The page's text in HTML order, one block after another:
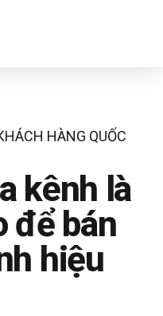
HÀNG QUỐC
kênh là
để bán
hiệu